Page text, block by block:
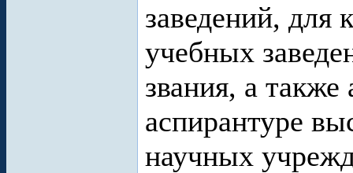
заведений, для
учебных
звания, а
аспирантуре
научных